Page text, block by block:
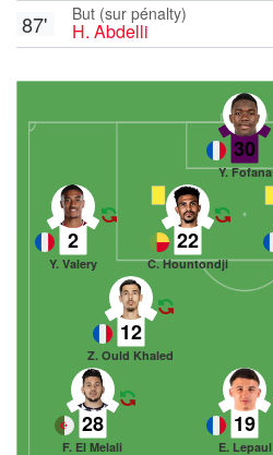
But (sur pénalty)
H. Abdelli
87'
30
Y. Fofana
22
C. Hountondji
2
Y. Valery
12
Z. Ould Khaled
19
E. Lepaul
28
F. El Melali